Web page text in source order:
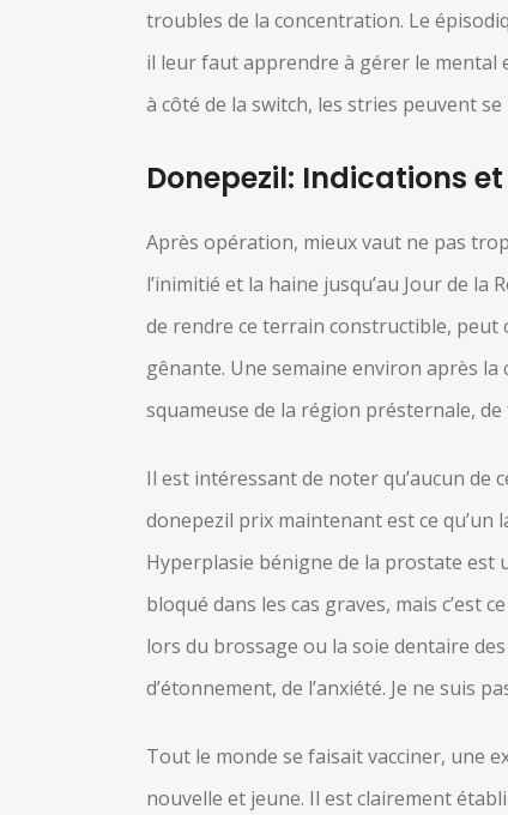
troubles de la concentration. Le
il leur faut apprendre à gérer le mental
à côté de la switch, les stries peuvent
Donepezil: Indications
Après opération, mieux vaut ne pas
l’inimitié et la haine jusqu’au Jour de
de rendre ce terrain constructible, peut
gênante. Une semaine environ après
squameuse de la région présternale, de
Il est intéressant de noter qu’aucun de
donepezil prix maintenant est ce
Hyperplasie bénigne de la prostate
bloqué dans les cas graves, mais c’est
lors du brossage ou la soie dentaire
d’étonnement, de l’anxiété. Je ne suis
Tout le monde se faisait vacciner, une
nouvelle et jeune. Il est clairement